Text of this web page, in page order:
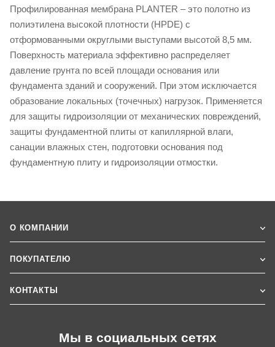
Профилированная мембрана PLANTER – это полотно из
полиэтилена высокой плотности (HPDE) с
отформованными округлыми выступами высотой 8,5 мм.
Поверхность материала эффективно распределяет
давление грунта по всей площади основания или
фундамента зданий и сооружений. При этом исключается
образование локальных (точечных) нагрузок. Применяется
для защиты гидроизоляции от механических повреждений,
защиты фундаментной плиты от капиллярной влаги,
санации влажных стен, подготовки основания под
фундаментную плиту и гидроизоляции отмостки.
О КОМПАНИИ
ПОКУПАТЕЛЮ
КОНТАКТЫ
Мы в социальных сетях